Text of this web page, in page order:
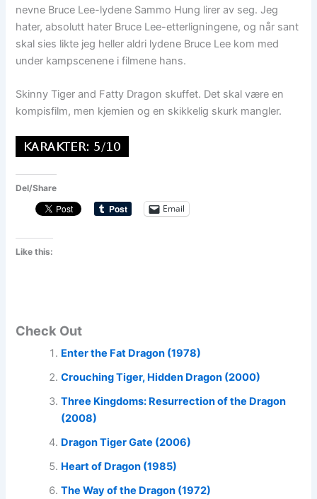
nevne Bruce Lee-lydene Sammo Hung lirer av seg. Jeg
hater, absolutt hater Bruce Lee-etterligningene, og når sant
skal sies likte jeg heller aldri lydene Bruce Lee kom med
under kampscenene i filmene hans.
Skinny Tiger and Fatty Dragon skuffet. Det skal være en
kompisfilm, men kjemien og en skikkelig skurk mangler.
Del/Share
Email
Like this:
Check Out
Enter the Fat Dragon (1978)
Crouching Tiger, Hidden Dragon (2000)
Three Kingdoms: Resurrection of the Dragon
(2008)
Dragon Tiger Gate (2006)
Heart of Dragon (1985)
The Way of the Dragon (1972)